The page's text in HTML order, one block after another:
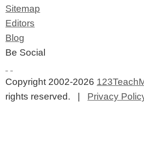
Sitemap
Editors
Blog
Be Social
Copyright 2002-2026
rights reserved. | Privacy